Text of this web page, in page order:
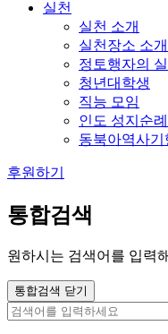
실천
실천 소개
실천장소 소개
정토행자의
청년대학생
직능 모임
인도 성지순례
동북아역사기
후원하기
통합검색
원하시는 검색어를 입력
통합검색 닫기